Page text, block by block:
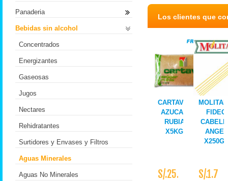
Los clientes que
CARTAVIO
AZUCAR
RUBIA
X5KG
S/.25.90
FIDEO
ANGEL
S/.1.70
Panaderia
Bebidas sin alcohol
Concentrados
Energizantes
Gaseosas
Jugos
Nectares
Rehidratantes
Surtidores y Envases y Filtros
Aguas Minerales
Aguas No Minerales